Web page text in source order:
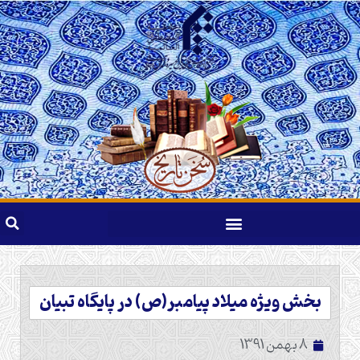
بخش ویژه میلاد پیامبر(ص) در پایگاه تبیان
8 بهمن 1391